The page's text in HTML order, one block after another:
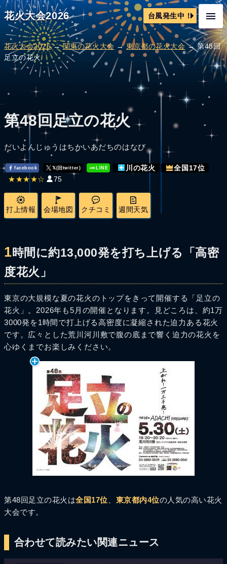
花火大会2026 台風発生中！
花火大会2026→関東の花火大会 →東京都の花火大会→ 第48回
足立の花火
第48回足立の花火
だいよんじゅうはちかいあだちのはなび
facebook 𝕏(旧twitter) LINE 川の花火 全国17位
★★★★☆ 75
打上情報 会場地図 クチコミ 週間天気
1時間に約13,000発を打ち上げる「高密
度花火」
東京の大規模な夏の花火のトップをきって開催する「足立の
花火」。2026年も5月の開催となります。見どころは、約1万
3000発を1時間で打上げる高密度に凝縮された迫力ある花火
です。広々とした荒川河川敷で腹の底まで響く迫力の花火を
心ゆくまでお楽しみください。
第48回足立の花火は全国17位 東京都内4位の人気の高い花火
大会です。
合わせて読みたい関連ニュース